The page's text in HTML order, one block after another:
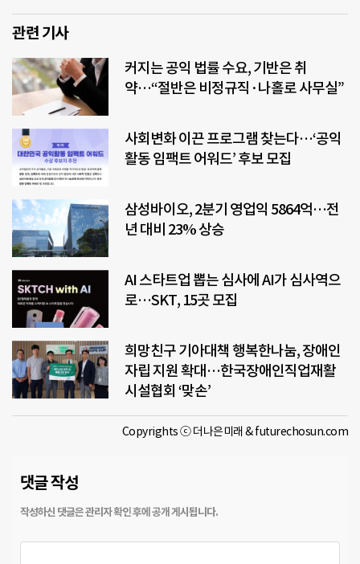
관련 기사
커지는 공익 법률 수요, 기반은 취
약…“절반은 비정규직·나홀로 사무실”
사회변화 이끈 프로그램 찾는다…‘공익
활동 임팩트 어워드’ 후보 모집
삼성바이오, 2분기 영업익 5864억…전
년 대비 23% 상승
AI 스타트업 뽑는 심사에 AI가 심사역으
로…SKT, 15곳 모집
희망친구 기아대책 행복한나눔, 장애인
자립 지원 확대…한국장애인직업재활
시설협회 ‘맞손’
Copyrights ⓒ 더나은미래 & futurechosun.com
댓글 작성